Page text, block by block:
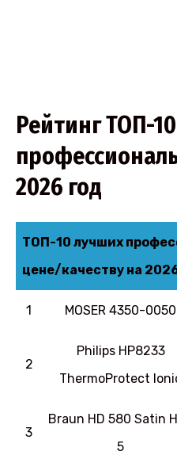
Рейтинг ТОП-
2026 год
ТОП-10 лучших
цене/качеству на
1 MOSER 4350-0050
2
Philips HP8233
ThermoProtect
3
Braun HD 580 Satin
5